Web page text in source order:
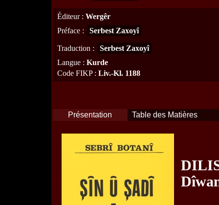
Éditeur: Wergêr
Préface : Serbest Zaxoyî
Traduction :
Serbest Zaxoyî
Langue : Kurde
Code FIKP: Liv.-Kl. 1188
Présentation Table des Matières